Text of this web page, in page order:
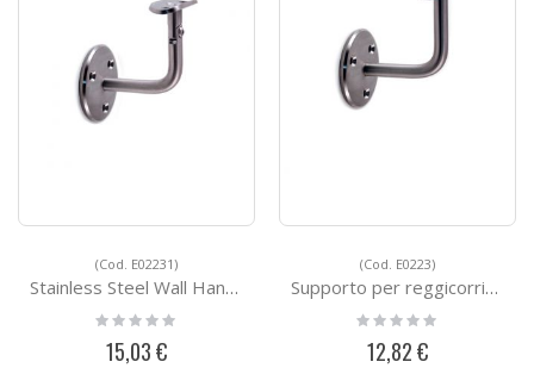
(Cod. E02231)
Stainless Steel Wall Handrail Support E02231
Rating:
0%
15,03 €
(Cod. E0223)
Supporto per reggicorrimano E0223
Rating:
0%
12,82 €